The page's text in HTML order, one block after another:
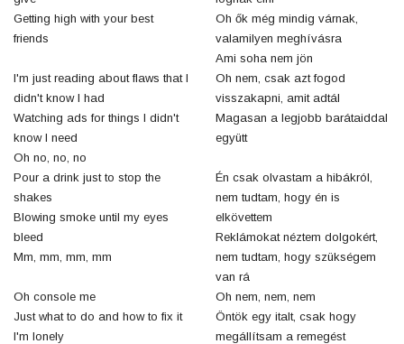
Getting high with your best
friends
I'm just reading about flaws that I
didn't know I had
Watching ads for things I didn't
know I need
Oh no, no, no
Pour a drink just to stop the
shakes
Blowing smoke until my eyes
bleed
Mm, mm, mm, mm
Oh console me
Just what to do and how to fix it
I'm lonely
Oh ők még mindig várnak,
valamilyen meghívásra
Ami soha nem jön
Oh nem, csak azt fogod
visszakapni, amit adtál
Magasan a legjobb barátaiddal
együtt
Én csak olvastam a hibákról,
nem tudtam, hogy én is
elkövettem
Reklámokat néztem dolgokért,
nem tudtam, hogy szükségem
van rá
Oh nem, nem, nem
Öntök egy italt, csak hogy
megállítsam a remegést